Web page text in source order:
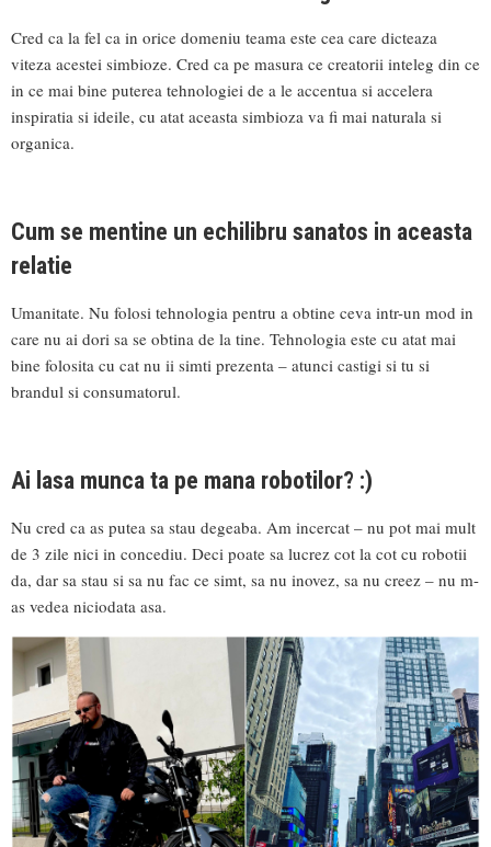
Cred ca la fel ca in orice domeniu teama este cea care dicteaza
viteza acestei simbioze. Cred ca pe masura ce creatorii inteleg din ce
in ce mai bine puterea tehnologiei de a le accentua si accelera
inspiratia si ideile, cu atat aceasta simbioza va fi mai naturala si
organica.
Cum se mentine un echilibru sanatos in aceasta
relatie
Umanitate. Nu folosi tehnologia pentru a obtine ceva intr-un mod in
care nu ai dori sa se obtina de la tine. Tehnologia este cu atat mai
bine folosita cu cat nu ii simti prezenta – atunci castigi si tu si
brandul si consumatorul.
Ai lasa munca ta pe mana robotilor? :)
Nu cred ca as putea sa stau degeaba. Am incercat – nu pot mai mult
de 3 zile nici in concediu. Deci poate sa lucrez cot la cot cu robotii
da, dar sa stau si sa nu fac ce simt, sa nu inovez, sa nu creez – nu m-
as vedea niciodata asa.